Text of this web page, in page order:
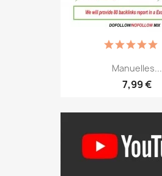
Manuelles...
7,99 €